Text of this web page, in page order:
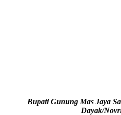
Bupati Gunung Mas Jaya
Dayak/